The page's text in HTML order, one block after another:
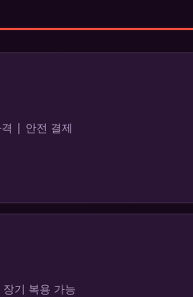
| 안전 결제
기 복용 가능